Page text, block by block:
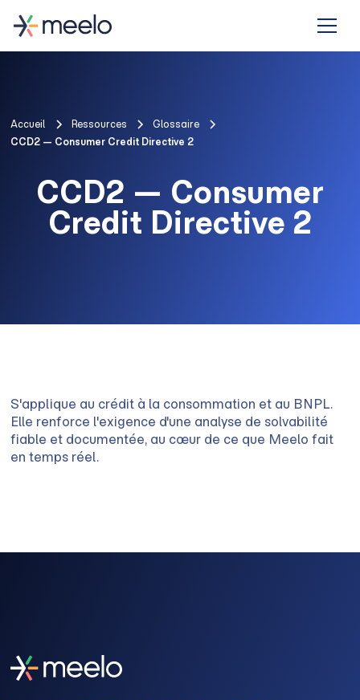
Accueil Ressources
Glossaire
CCD2 — Consumer Credit Directive 2
CCD2 — Consumer
Credit Directive 2
S'applique au crédit à la consommation et au BNPL.
Elle renforce l'exigence d'une analyse de solvabilité
fiable et documentée, au cœur de ce que Meelo fait
en temps réel.